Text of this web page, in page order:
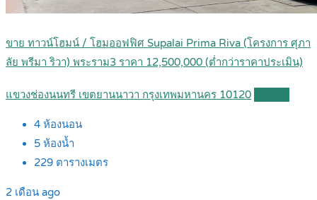
ขาย ทาวน์โฮมน์ / โฮมออฟฟิศ Supalai Prima Riva (โครงการ ศุภา
ลัย พรีมา ริวา) พระราม3 ราคา 12,500,000 (ต่ำกว่าราคาประเมิน)
แขวงช่องนนทรี เขตยานนาวา กรุงเทพมหานคร 10120
4 ห้องนอน
5 ห้องน้ำ
229 ตารางเมตร
2 เดือน ago